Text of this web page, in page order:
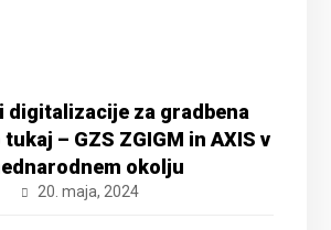
digitalizacije za gradbena
– GZS ZGIGM in AXIS v
okolju
20. maja, 2024